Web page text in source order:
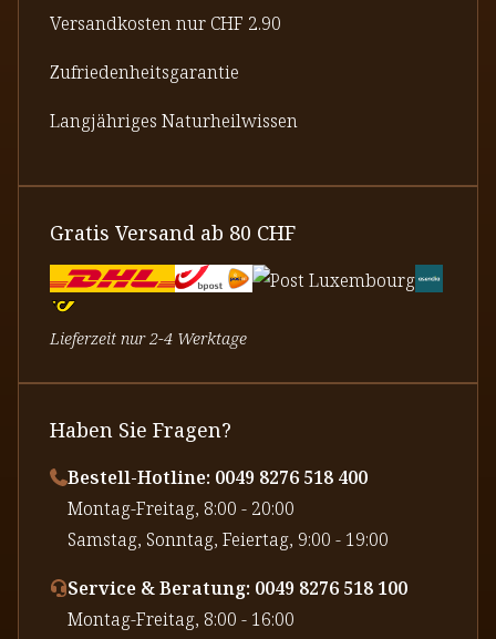
Versandkosten nur CHF 2.90
Zufriedenheitsgarantie
Langjähriges Naturheilwissen
Gratis Versand ab 80 CHF
Lieferzeit nur 2-4 Werktage
Haben Sie Fragen?
Bestell-Hotline: 0049 8276 518 400
⁠Montag-Freitag, 8:00 - 20:00
⁠Samstag, Sonntag, Feiertag, 9:00 - 19:00
Service & Beratung: 0049 8276 518 100
⁠Montag-Freitag, 8:00 - 16:00